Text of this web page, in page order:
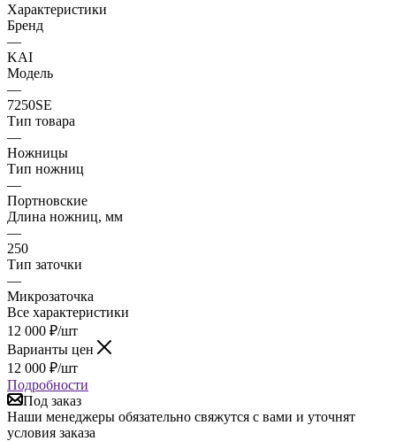
Характеристики
Бренд
—
KAI
Модель
—
7250SE
Тип товара
—
Ножницы
Тип ножниц
—
Портновские
Длина ножниц, мм
—
250
Тип заточки
—
Микрозаточка
Все характеристики
12 000 ₽/шт
Варианты цен
12 000 ₽/шт
Подробности
Под заказ
Наши менеджеры обязательно свяжутся с вами и уточнят
условия заказа